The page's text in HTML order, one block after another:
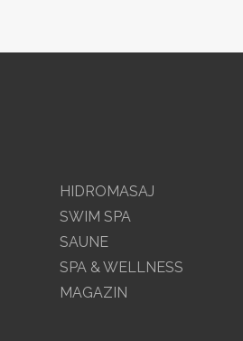
HIDROMASAJ
SWIM SPA
SAUNE
SPA & WELLNESS
MAGAZIN